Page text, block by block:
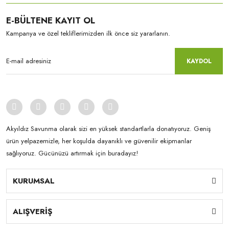
E-BÜLTENE KAYIT OL
Kampanya ve özel tekliflerimizden ilk önce siz yararlanın.
KAYDOL
Akyıldız Savunma olarak sizi en yüksek standartlarla donatıyoruz. Geniş
ürün yelpazemizle, her koşulda dayanıklı ve güvenilir ekipmanlar
sağlıyoruz. Gücünüzü artırmak için buradayız!
KURUMSAL
ALIŞVERİŞ